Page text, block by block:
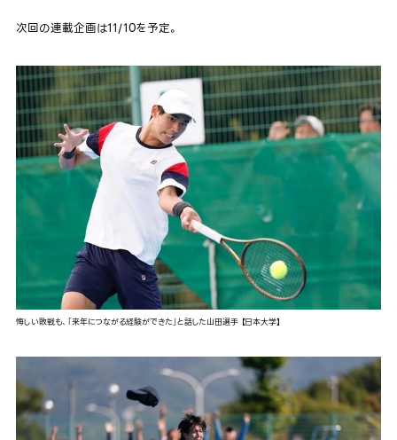
次回の連載企画は11/10を予定。
悔しい敗戦も、「来年につながる経験ができた」と話した山田選手 【日本大学】